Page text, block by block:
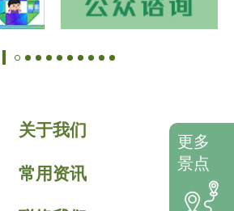
关于我们
常用资讯
更多
景点